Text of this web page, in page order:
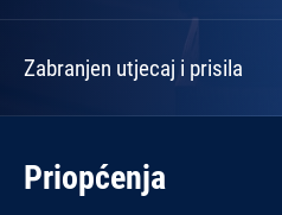
Zabranjen utjecaj i prisila
Priopćenja